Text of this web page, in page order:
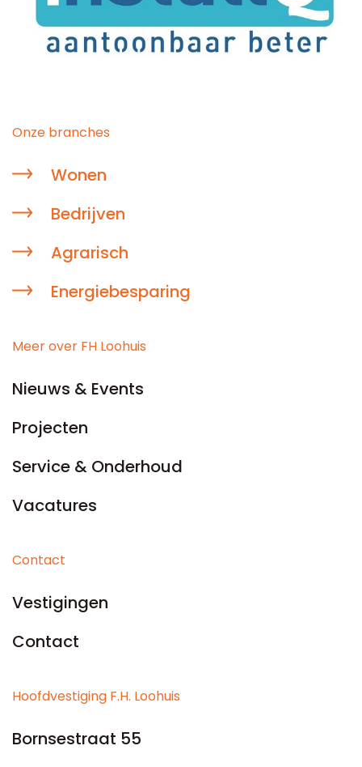
Onze branches
Wonen
Bedrijven
Agrarisch
Energiebesparing
Meer over FH Loohuis
Nieuws & Events
Projecten
Service & Onderhoud
Vacatures
Contact
Vestigingen
Contact
Hoofdvestiging F.H. Loohuis
Bornsestraat 55